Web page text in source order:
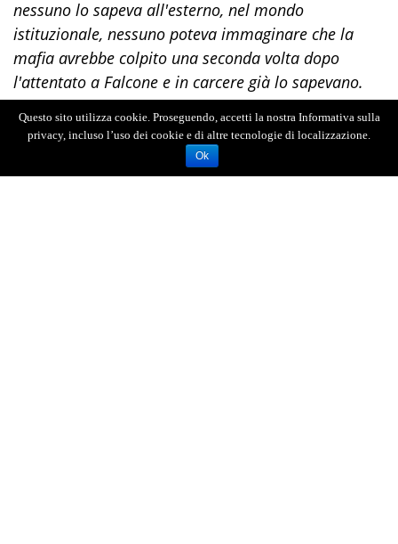
nessuno lo sapeva all'esterno, nel mondo
istituzionale, nessuno poteva immaginare che la
mafia avrebbe colpito una seconda volta dopo
l'attentato a Falcone e in carcere già lo sapevano.
Era la prova che il carcere era il cuore da dove
partivano tutti gli impulsi per Cosa Nostra. Che il
carcere era la cabina di regia della criminalità
organizzata".
Questo sito utilizza cookie. Proseguendo, accetti la nostra Informativa sulla
privacy, incluso l’uso dei cookie e di altre tecnologie di localizzazione.
Ok